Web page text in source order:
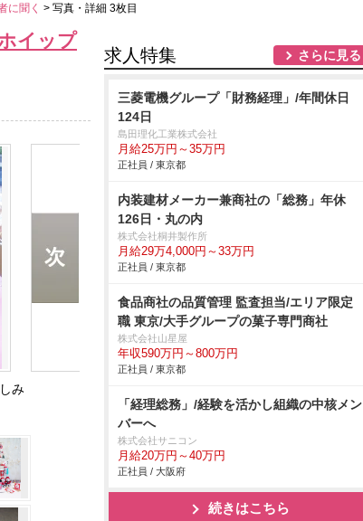
に聞く > 写真・詳細 3枚目
イップ
み
求人特集 さらに見る
三菱電機グループ「財務経理」/年間休日
124日
島田理化工業株式会社
月給25万円～35万円
正社員 / 東京都
内装建材メーカー兼商社の「総務」年休
126日・丸の内
株式会社桐井製作所
月給29万4,000円～33万円
正社員 / 東京都
食品商社の品質管理 監査担当/エリア限定
職 東京/大手グループの菓子専門商社
株式会社山星屋
年収590万円～800万円
正社員 / 東京都
「経理総務」/経験を活かし組織の中核メン
バーへ
株式会社サニコン
月給20万円～40万円
正社員 / 大阪府
続きはこちら